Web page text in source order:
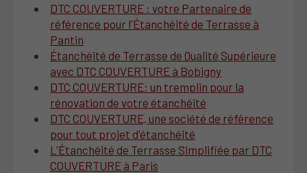
DTC COUVERTURE : votre Partenaire de
référence pour l'Étanchéité de Terrasse à
Pantin
Étanchéité de Terrasse de Qualité Supérieure
avec DTC COUVERTURE à Bobigny
DTC COUVERTURE: un tremplin pour la
rénovation de votre étanchéité
DTC COUVERTURE, une société de référence
pour tout projet d'étanchéité
L'Étanchéité de Terrasse Simplifiée par DTC
COUVERTURE à Paris